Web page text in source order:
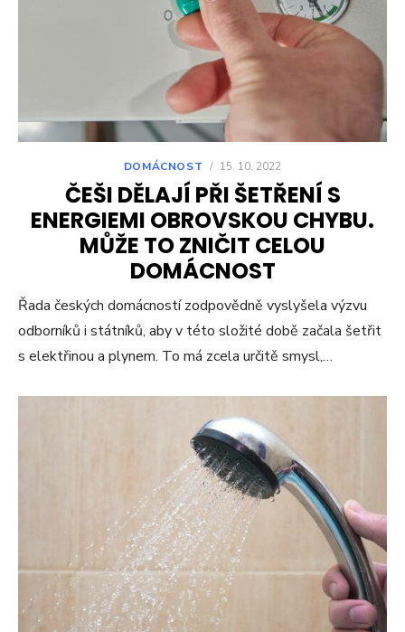
DOMÁCNOST / 15. 10. 2022
ČEŠI DĚLAJÍ PŘI ŠETŘENÍ S
ENERGIEMI OBROVSKOU CHYBU.
MŮŽE TO ZNIČIT CELOU
DOMÁCNOST
Řada českých domácností zodpovědně vyslyšela výzvu
odborníků i státníků, aby v této složité době začala šetřit
s elektřinou a plynem. To má zcela určitě smysl,…